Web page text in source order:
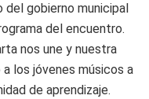
del gobierno municipal
del encuentro.
nos une y nuestra
los jóvenes músicos a
de aprendizaje.